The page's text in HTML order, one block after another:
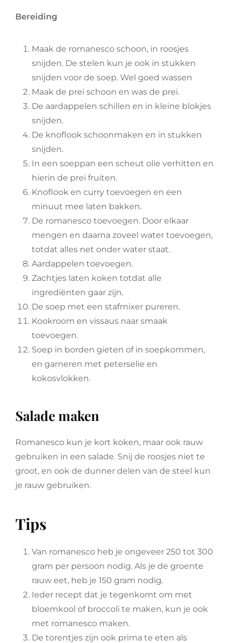
Bereiding
Maak de romanesco schoon, in roosjes
snijden. De stelen kun je ook in stukken
snijden voor de soep. Wel goed wassen
Maak de prei schoon en was de prei.
De aardappelen schillen en in kleine blokjes
snijden.
De knoflook schoonmaken en in stukken
snijden.
In een soeppan een scheut olie verhitten en
hierin de prei fruiten.
Knoflook en curry toevoegen en een
minuut mee laten bakken.
De romanesco toevoegen. Door elkaar
mengen en daarna zoveel water toevoegen,
totdat alles net onder water staat.
Aardappelen toevoegen.
Zachtjes laten koken totdat alle
ingrediënten gaar zijn.
De soep met een stafmixer pureren.
Kookroom en vissaus naar smaak
toevoegen.
Soep in borden gieten of in soepkommen,
en garneren met peterselie en
kokosvlokken.
Salade maken
Romanesco kun je kort koken, maar ook rauw
gebruiken in een salade. Snij de roosjes niet te
groot, en ook de dunner delen van de steel kun
je rauw gebruiken.
Tips
Van romanesco heb je ongeveer 250 tot 300
gram per persoon nodig. Als je de groente
rauw eet, heb je 150 gram nodig.
Ieder recept dat je tegenkomt om met
bloemkool of broccoli te maken, kun je ook
met romanesco maken.
De torentjes zijn ook prima te eten als